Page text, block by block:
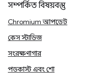
সম্পর্কিত বিষয়বস্তু
Chromium আপডেট
কেস স্টাডিজ
সংরক্ষণাগার
পডকাস্ট এবং শো